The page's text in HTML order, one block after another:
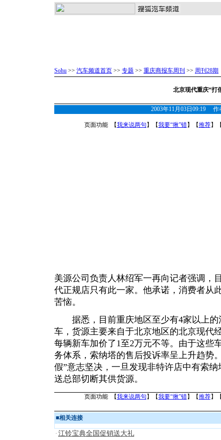
Sohu >> 汽车频道首页 >> 专题 >> 重庆商报车周刊 >> 周刊28期
北京现代重庆“打
2003年11月03日09:19 作
页面功能 【我来说两句 】【我要“揪”错】【推荐】
美源公司负责人林绍军一再向记者强调，
代正规店只有此一家。他承诺，消费者从
苦恼。
据悉，目前重庆地区至少有4家以上的
车，货源主要来自于北京地区的北京现代
每辆新车加价了1至2万元不等。由于这些
务体系，索纳塔的售后投诉率呈上升趋势
假”意志坚决，一旦发现非特许店中有索
送总部切断其供货源。
页面功能 【我来说两句 】【我要“揪”错】【推荐】
■相关连接
· 江铃宝典全国促销送大礼